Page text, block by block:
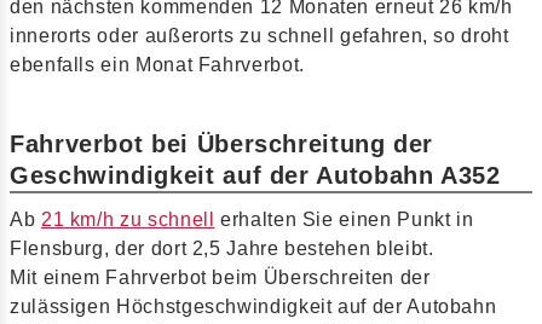
den nächsten kommenden 12 Monaten erneut 26 km/h
innerorts oder außerorts zu schnell gefahren, so droht
ebenfalls ein Monat Fahrverbot.
Fahrverbot bei Überschreitung der
Geschwindigkeit auf der Autobahn A352
Ab 21 km/h zu schnell
erhalten Sie einen Punkt in
Flensburg, der dort 2,5 Jahre bestehen bleibt.
Mit einem Fahrverbot beim Überschreiten der
zulässigen Höchstgeschwindigkeit auf der Autobahn